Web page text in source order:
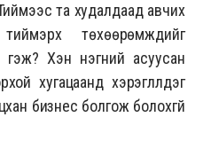
та худалдаад авчих
төхөөрөмжүүдийг
гэж? Хэн нэгний асуусан
хугацаанд хэрэглүүлдэг
бизнес болгож болохгүй